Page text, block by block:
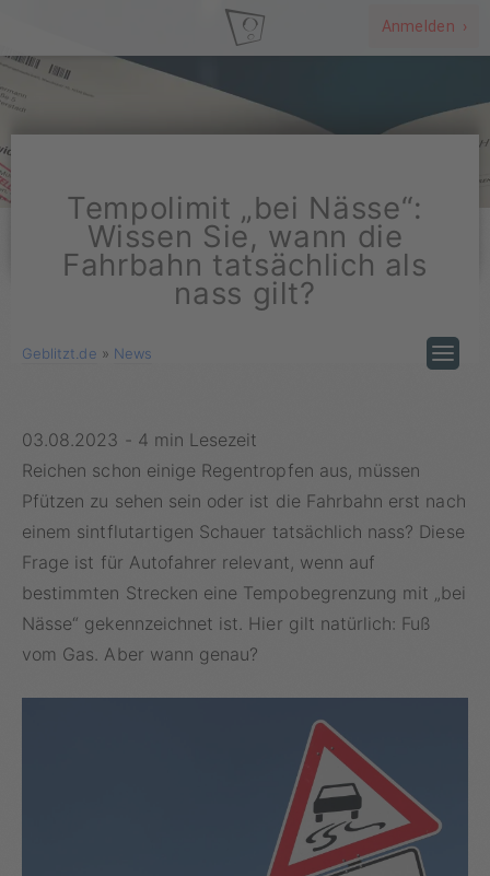
Anmelden ›
Tempolimit „bei Nässe“:
Wissen Sie, wann die
Fahrbahn tatsächlich als
nass gilt?
Geblitzt.de » News
03.08.2023 - 4 min Lesezeit
Reichen schon einige Regentropfen aus, müssen
Pfützen zu sehen sein oder ist die Fahrbahn erst nach
einem sintflutartigen Schauer tatsächlich nass? Diese
Frage ist für Autofahrer relevant, wenn auf
bestimmten Strecken eine Tempobegrenzung mit „bei
Nässe“ gekennzeichnet ist. Hier gilt natürlich: Fuß
vom Gas. Aber wann genau?